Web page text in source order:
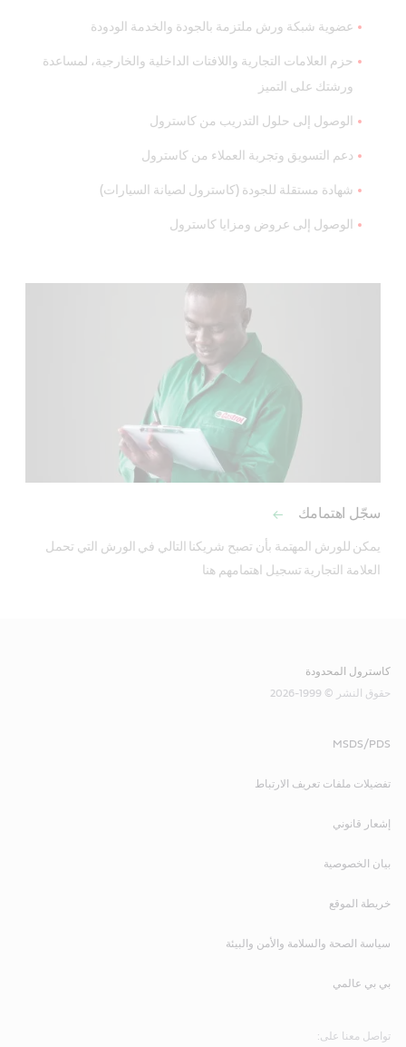
عضوية شبكة ورش ملتزمة بالجودة والخدمة الودودة
حزم العلامات التجارية واللافتات الداخلية والخارجية، لمساعدة
ورشتك على التميز
الوصول إلى حلول التدريب من كاسترول
دعم التسويق وتجربة العملاء من كاسترول
شهادة مستقلة للجودة (كاسترول لصيانة السيارات)
الوصول إلى عروض ومزايا كاسترول
سجّل اهتمامك
العلامة التجارية تسجيل اهتمامهم هنا
كاسترول المحدودة
حقوق النشر © 1999-2026
MSDS/PDS
تفضيلات ملفات تعريف الارتباط
إشعار قانوني
بيان الخصوصية
خريطة الموقع
سياسة الصحة والسلامة والأمن والبيئة
بي بي عالمي
تواصل معنا على: